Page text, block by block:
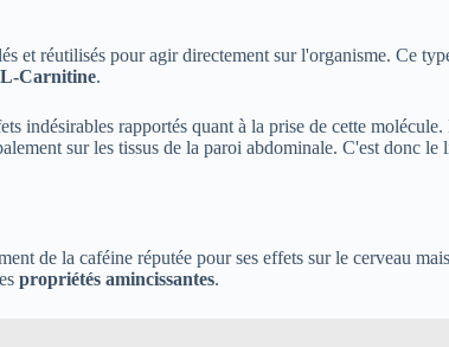
et réutilisés pour agir directement sur l'organisme. Ce
L-Carnitine.
indésirables rapportés quant à la prise de cette
sur les tissus de la paroi abdominale. C'est donc le
de la caféine réputée pour ses effets sur le cerveau
propriétés amincissantes.